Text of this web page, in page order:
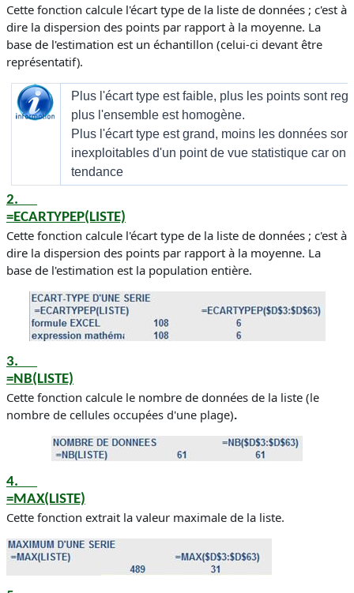
Cette fonction calcule l'écart type de la liste de données ; c'est à
dire la dispersion des points par rapport à la moyenne. La
base de l'estimation est un échantillon (celui-ci devant être
représentatif).
Plus l'écart type est faible, plus les points sont
plus l'ensemble est homogène.
Plus l'écart type est grand, moins les données
inexploitables d'un point de vue statistique car on
tendance
2.
=ECARTYPEP(LISTE)
Cette fonction calcule l'écart type de la liste de données ; c'est à
dire la dispersion des points par rapport à la moyenne. La
base de l'estimation est la population entière.
3.
=NB(LISTE)
Cette fonction calcule le nombre de données de la liste (le
nombre de cellules occupées d'une plage).
4.
=MAX(LISTE)
Cette fonction extrait la valeur maximale de la liste.